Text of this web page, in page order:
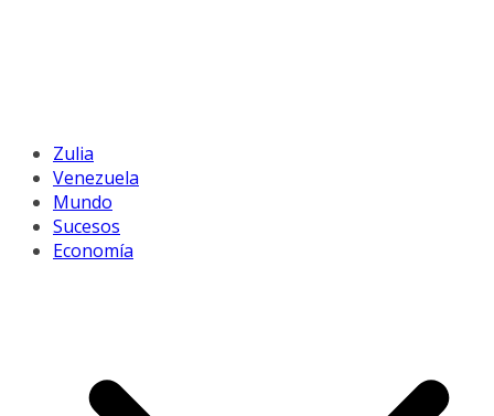
Zulia
Venezuela
Mundo
Sucesos
Economía